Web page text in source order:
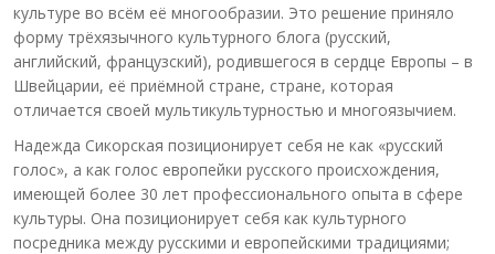
культуре во всём её многообразии. Это решение приняло
форму трёхязычного культурного блога (русский,
английский, французский), родившегося в сердце Европы – в
Швейцарии, её приёмной стране, стране, которая
отличается своей мультикультурностью и многоязычием.
Надежда Сикорская позиционирует себя не как «русский
голос», а как голос европейки русского происхождения,
имеющей более 30 лет профессионального опыта в сфере
культуры. Она позиционирует себя как культурного
посредника между русскими и европейскими традициями;